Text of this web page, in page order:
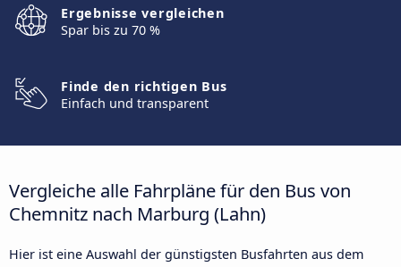
Ergebnisse vergleichen
Spar bis zu 70 %
Finde den richtigen Bus
Einfach und transparent
Vergleiche alle Fahrpläne für den Bus von
Chemnitz nach Marburg (Lahn)
Hier ist eine Auswahl der günstigsten Busfahrten aus dem